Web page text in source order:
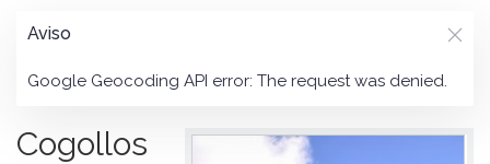
Aviso
Google Geocoding API error: The request was denied.
Cogollos